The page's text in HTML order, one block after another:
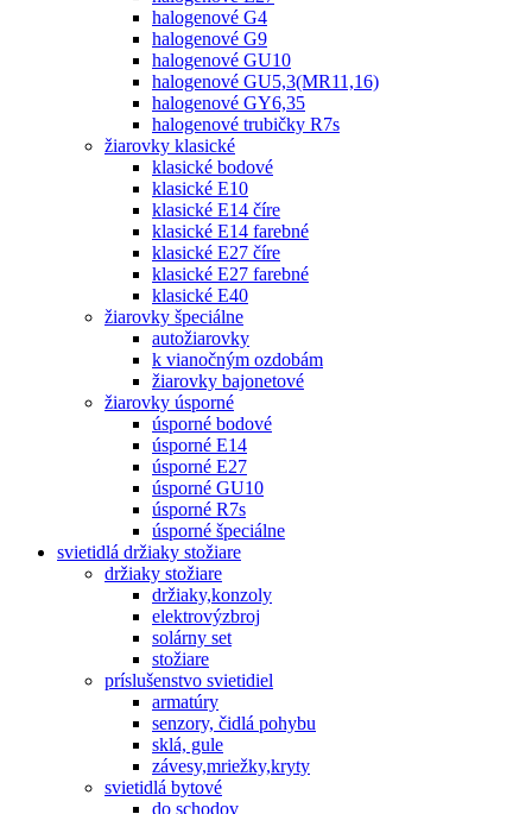
halogenové G4
halogenové G9
halogenové GU10
halogenové GU5,3(MR11,16)
halogenové GY6,35
halogenové trubičky R7s
žiarovky klasické
klasické bodové
klasické E10
klasické E14 číre
klasické E14 farebné
klasické E27 číre
klasické E27 farebné
klasické E40
žiarovky špeciálne
autožiarovky
k vianočným ozdobám
žiarovky bajonetové
žiarovky úsporné
úsporné bodové
úsporné E14
úsporné E27
úsporné GU10
úsporné R7s
úsporné špeciálne
svietidlá držiaky stožiare
držiaky stožiare
držiaky,konzoly
elektrovýzbroj
solárny set
stožiare
príslušenstvo svietidiel
armatúry
senzory, čidlá pohybu
sklá, gule
závesy,mriežky,kryty
svietidlá bytové
do schodov